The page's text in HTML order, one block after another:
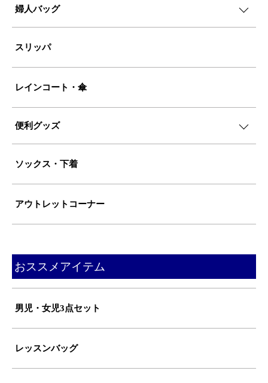
婦人バッグ
スリッパ
レインコート・傘
便利グッズ
ソックス・下着
アウトレットコーナー
おススメアイテム
男児・女児3点セット
レッスンバッグ